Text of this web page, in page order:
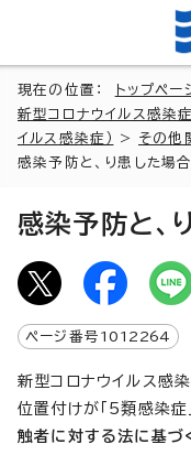
現在の位置： トップペー
新型コロナウイルス感染
イルス感染症）
> その他
感染予防と、り患した場
感染予防と、
ページ番号 1012264
新型コロナウイルス感
位置付けが「5類感染症
触者に対する法に基づ